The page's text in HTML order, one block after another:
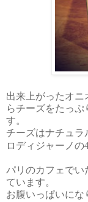
出来上がったオ
らチーズをたっぷ
す。
チーズはナチュラ
ロディジャーノの
パリのカフェでい
ています。
お腹いっぱいにな